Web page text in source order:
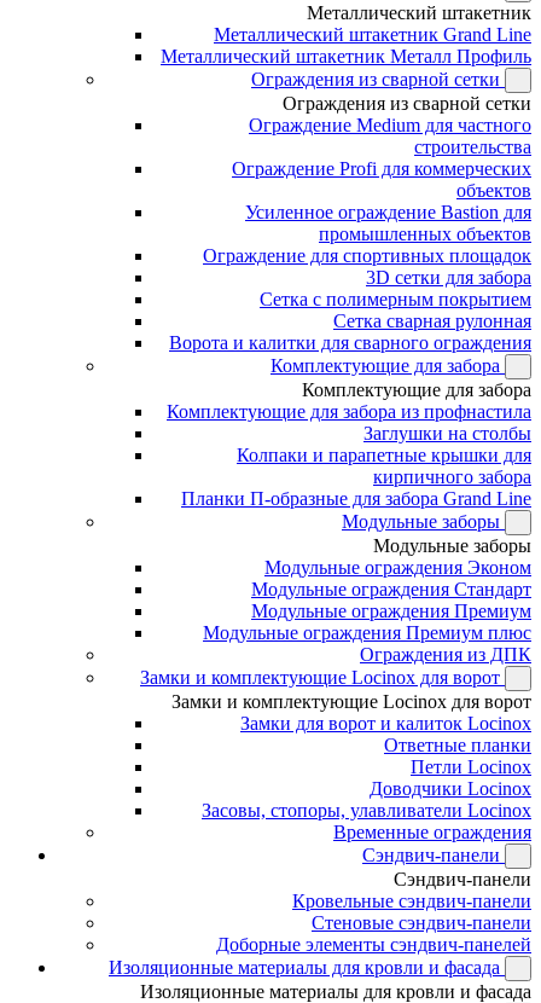
Металлический штакетник
Металлический штакетник Grand Line
Металлический штакетник Металл Профиль
Ограждения из сварной сетки
Ограждения из сварной сетки
Ограждение Medium для частного
строительства
Ограждение Profi для коммерческих
объектов
Усиленное ограждение Bastion для
промышленных объектов
Ограждение для спортивных площадок
3D сетки для забора
Сетка с полимерным покрытием
Сетка сварная рулонная
Ворота и калитки для сварного ограждения
Комплектующие для забора
Комплектующие для забора
Комплектующие для забора из профнастила
Заглушки на столбы
Колпаки и парапетные крышки для
кирпичного забора
Планки П-образные для забора Grand Line
Модульные заборы
Модульные заборы
Модульные ограждения Эконом
Модульные ограждения Стандарт
Модульные ограждения Премиум
Модульные ограждения Премиум плюс
Ограждения из ДПК
Замки и комплектующие Locinox для ворот
Замки и комплектующие Locinox для ворот
Замки для ворот и калиток Locinox
Ответные планки
Петли Locinox
Доводчики Locinox
Засовы, стопоры, улавливатели Locinox
Временные ограждения
Сэндвич-панели
Сэндвич-панели
Кровельные сэндвич-панели
Стеновые сэндвич-панели
Доборные элементы сэндвич-панелей
Изоляционные материалы для кровли и фасада
Изоляционные материалы для кровли и фасада